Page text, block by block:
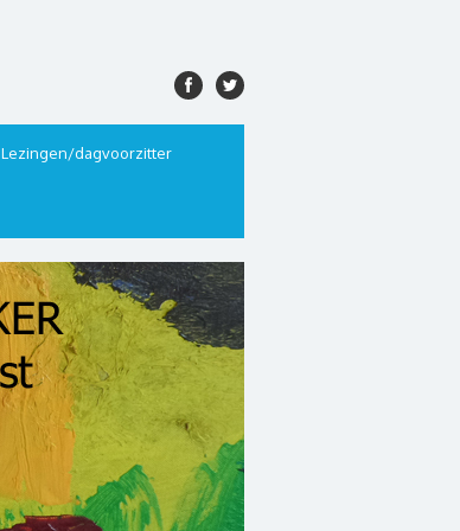
Lezingen/dagvoorzitter